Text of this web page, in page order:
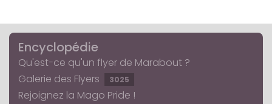
Encyclopédie
Qu'est-ce qu'un flyer de Marabout ?
Galerie des Flyers
3025
Rejoignez la Mago Pride !